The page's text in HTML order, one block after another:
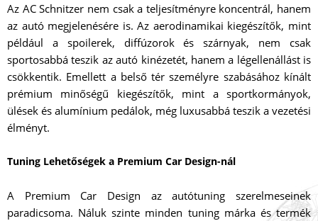
Az AC Schnitzer nem csak a teljesítményre koncentrál, hanem
az autó megjelenésére is. Az aerodinamikai kiegészítők, mint
például a spoilerek, diffúzorok és szárnyak, nem csak
sportosabbá teszik az autó kinézetét, hanem a légellenállást is
csökkentik. Emellett a belső tér személyre szabásához kínált
prémium minőségű kiegészítők, mint a sportkormányok,
ülések és alumínium pedálok, még luxusabbá teszik a vezetési
élményt.
Tuning Lehetőségek a Premium Car Design-nál
A Premium Car Design az autótuning szerelmeseinek
paradicsoma. Náluk szinte minden tuning márka és termék